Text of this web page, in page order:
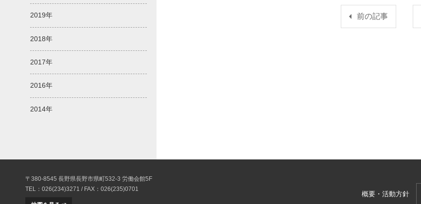
前の記事
2019年
2018年
2017年
2016年
2014年
〒380-8545 長野県長野市県町532-3 労働会館5F
TEL：026(234)3271 / FAX：026(235)0701
概要・活動方針